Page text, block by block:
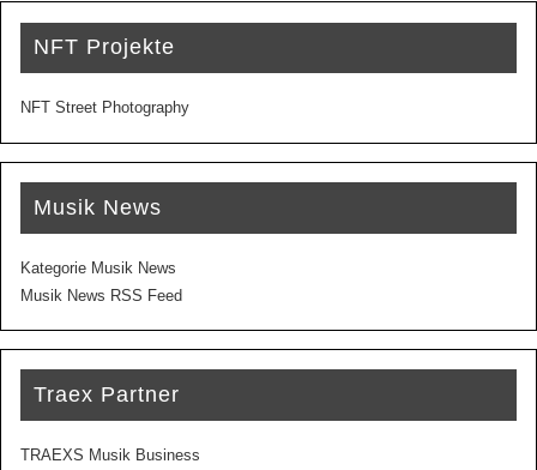
NFT Projekte
NFT Street Photography
Musik News
Kategorie Musik News
Musik News RSS Feed
Traex Partner
TRAEXS Musik Business